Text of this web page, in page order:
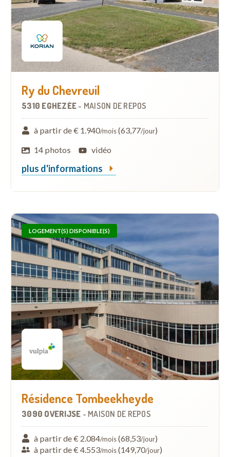
Ry du Chevreuil
5310 EGHEZÉE - MAISON DE REPOS
à partir de € 1.940/mois(63,77/jour)
14 photos
vidéo
plus d'informations
LOGEMENT(S) DISPONIBLE(S)
Résidence Tombeekheyde
3090 OVERIJSE - MAISON DE REPOS
à partir de € 2.084/mois(68,53/jour)
à partir de € 4.553/mois(149,70/jour)